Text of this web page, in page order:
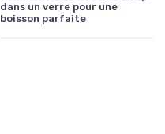
dans un verre pour une
boisson parfaite